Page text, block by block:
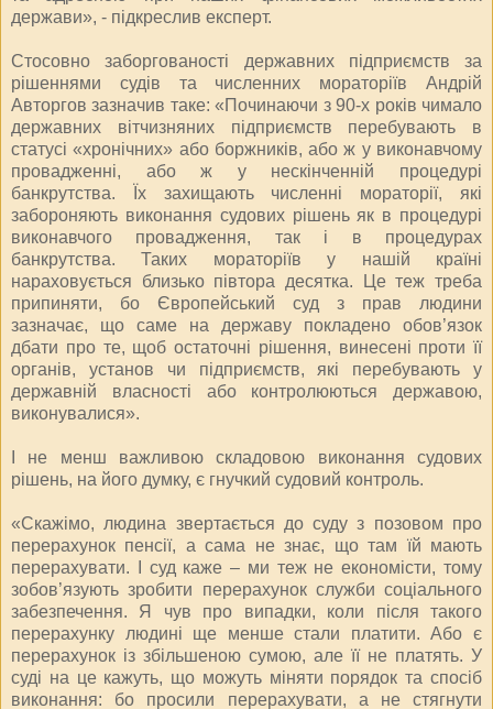
держави», - підкреслив експерт.
Стосовно заборгованості державних підприємств за
рішеннями судів та численних мораторіїв Андрій
Авторгов зазначив таке: «Починаючи з 90-х років чимало
державних вітчизняних підприємств перебувають в
статусі «хронічних» або боржників, або ж у виконавчому
провадженні, або ж у нескінченній процедурі
банкрутства. Їх захищають численні мораторії, які
забороняють виконання судових рішень як в процедурі
виконавчого провадження, так і в процедурах
банкрутства. Таких мораторіїв у нашій країні
нараховується близько півтора десятка. Це теж треба
припиняти, бо Європейський суд з прав людини
зазначає, що саме на державу покладено обов’язок
дбати про те, щоб остаточні рішення, винесені проти її
органів, установ чи підприємств, які перебувають у
державній власності або контролюються державою,
виконувалися».
І не менш важливою складовою виконання судових
рішень, на його думку, є гнучкий судовий контроль.
«Скажімо, людина звертається до суду з позовом про
перерахунок пенсії, а сама не знає, що там їй мають
перерахувати. І суд каже – ми теж не економісти, тому
зобов’язують зробити перерахунок служби соціального
забезпечення. Я чув про випадки, коли після такого
перерахунку людині ще менше стали платити. Або є
перерахунок із збільшеною сумою, але її не платять. У
суді на це кажуть, що можуть міняти порядок та спосіб
виконання: бо просили перерахувати, а не стягнути